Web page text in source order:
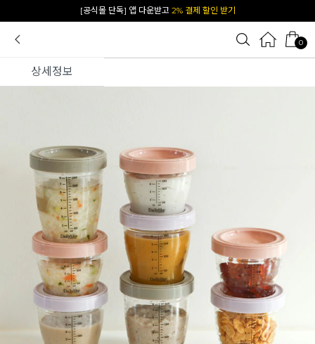
카카오 플친 추가하면1천원 즉시 할인 쿠폰
0
상세정보